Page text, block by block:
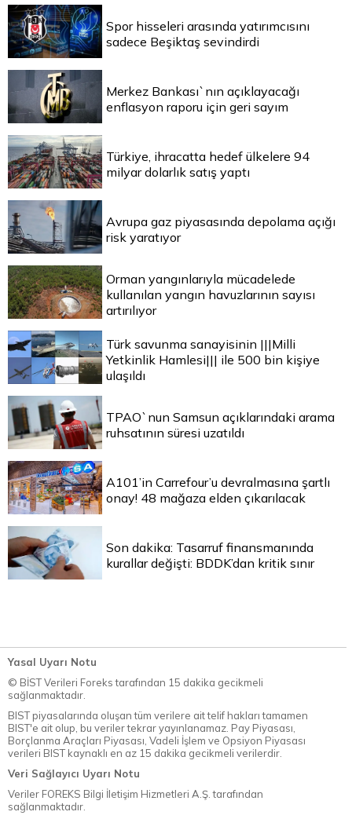
Spor hisseleri arasında yatırımcısını
sadece Beşiktaş sevindirdi
Merkez Bankası`nın açıklayacağı
enflasyon raporu için geri sayım
Türkiye, ihracatta hedef ülkelere 94
milyar dolarlık satış yaptı
Avrupa gaz piyasasında depolama açığı
risk yaratıyor
Orman yangınlarıyla mücadelede
kullanılan yangın havuzlarının sayısı
artırılıyor
Türk savunma sanayisinin |||Milli
Yetkinlik Hamlesi||| ile 500 bin kişiye
ulaşıldı
TPAO`nun Samsun açıklarındaki arama
ruhsatının süresi uzatıldı
A101’in Carrefour’u devralmasına şartlı
onay! 48 mağaza elden çıkarılacak
Son dakika: Tasarruf finansmanında
kurallar değişti: BDDK’dan kritik sınır
Yasal Uyarı Notu
© BİST Verileri Foreks tarafından 15 dakika gecikmeli
sağlanmaktadır.
BIST piyasalarında oluşan tüm verilere ait telif hakları tamamen
BIST'e ait olup, bu veriler tekrar yayınlanamaz. Pay Piyasası,
Borçlanma Araçları Piyasası, Vadeli İşlem ve Opsiyon Piyasası
verileri BIST kaynaklı en az 15 dakika gecikmeli verilerdir.
Veri Sağlayıcı Uyarı Notu
Veriler FOREKS Bilgi İletişim Hizmetleri A.Ş. tarafından
sağlanmaktadır.